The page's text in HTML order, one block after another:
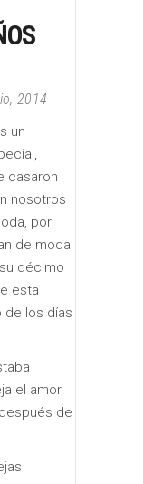
2014
un
casaron
nosotros
por
de moda
décimo
esta
de los días
el amor
de